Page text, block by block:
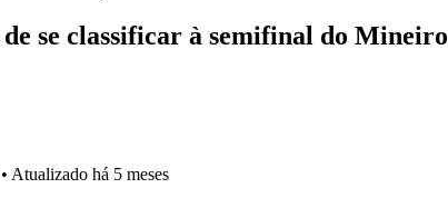
se classificar à semifinal do Mineiro
• Atualizado há 5 meses